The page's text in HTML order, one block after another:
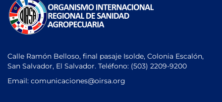
Calle Ramón Belloso, final pasaje Isolde, Colonia Escalón,
San Salvador, El Salvador. Teléfono: (503) 2209-9200
Email: comunicaciones@oirsa.org